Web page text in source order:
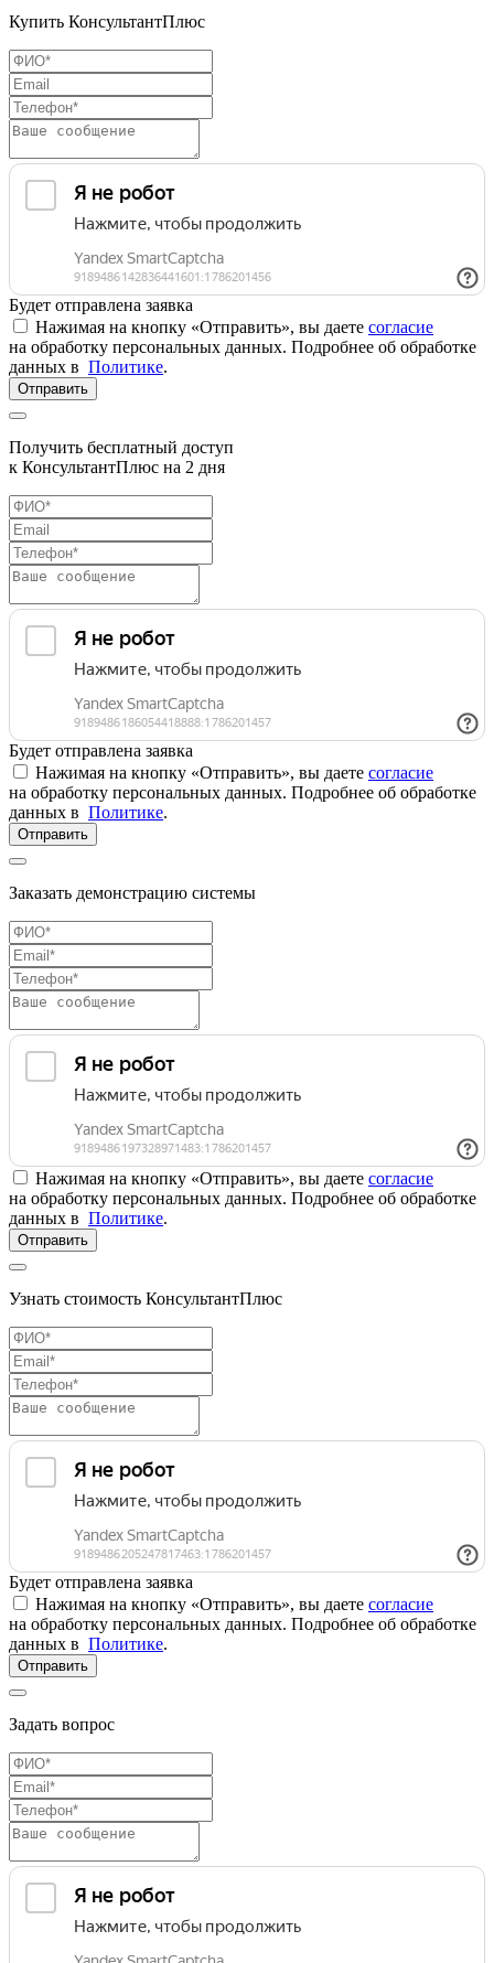
Купить КонсультантПлюс
Будет отправлена заявка
Нажимая на кнопку «Отправить», вы даете согласие
на обработку персональных данных. Подробнее об обработке
данных в Политике.
Отправить
Получить бесплатный доступ
к КонсультантПлюс на 2 дня
Будет отправлена заявка
Нажимая на кнопку «Отправить», вы даете согласие
на обработку персональных данных. Подробнее об обработке
данных в Политике.
Отправить
Заказать демонстрацию системы
Нажимая на кнопку «Отправить», вы даете согласие
на обработку персональных данных. Подробнее об обработке
данных в Политике.
Отправить
Узнать стоимость КонсультантПлюс
Будет отправлена заявка
Нажимая на кнопку «Отправить», вы даете согласие
на обработку персональных данных. Подробнее об обработке
данных в Политике.
Отправить
Задать вопрос